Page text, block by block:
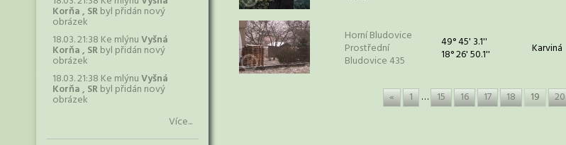
Korňa , SRbyl přidán nový
obrázek
18.03. 21:38 Ke mlýnuVyšná
Korňa , SRbyl přidán nový
obrázek
18.03. 21:38 Ke mlýnuVyšná
Korňa , SRbyl přidán nový
obrázek
Více...
Horní Bludovice
Prostřední
Bludovice 435
49° 45' 3.1''
18° 26' 50.1'' Karviná
« 1 … 15 16 17 18 19 20